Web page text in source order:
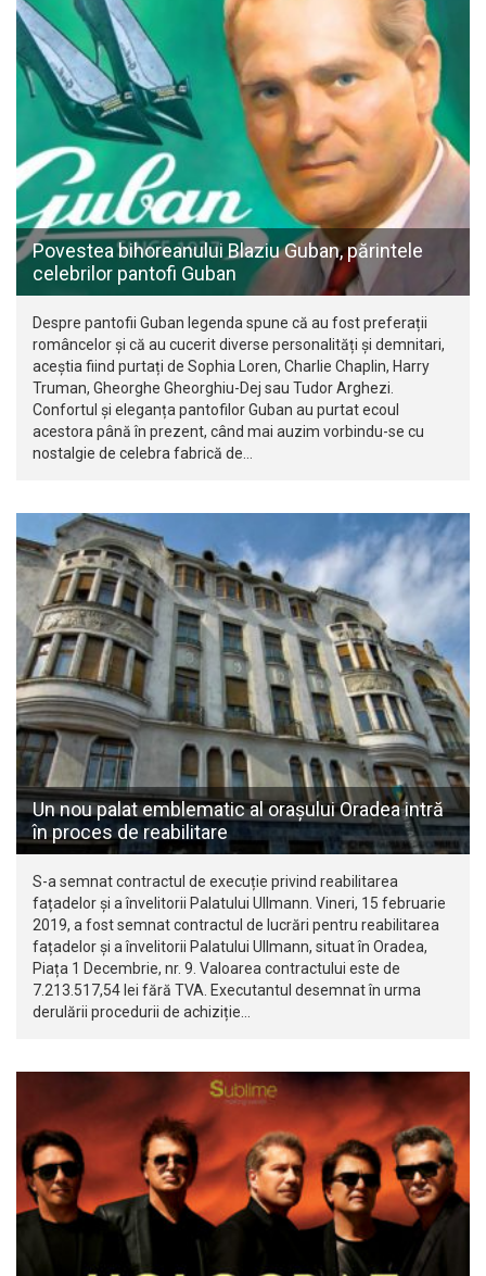
Povestea bihoreanului Blaziu Guban, părintele
celebrilor pantofi Guban
Despre pantofii Guban legenda spune că au fost preferații
româncelor și că au cucerit diverse personalități și demnitari,
aceștia fiind purtați de Sophia Loren, Charlie Chaplin, Harry
Truman, Gheorghe Gheorghiu-Dej sau Tudor Arghezi.
Confortul și eleganța pantofilor Guban au purtat ecoul
acestora până în prezent, când mai auzim vorbindu-se cu
nostalgie de celebra fabrică de…
Un nou palat emblematic al orașului Oradea intră
în proces de reabilitare
S-a semnat contractul de execuție privind reabilitarea
fațadelor și a învelitorii Palatului Ullmann. Vineri, 15 februarie
2019, a fost semnat contractul de lucrări pentru reabilitarea
fațadelor și a învelitorii Palatului Ullmann, situat în Oradea,
Piața 1 Decembrie, nr. 9. Valoarea contractului este de
7.213.517,54 lei fără TVA. Executantul desemnat în urma
derulării procedurii de achiziție…